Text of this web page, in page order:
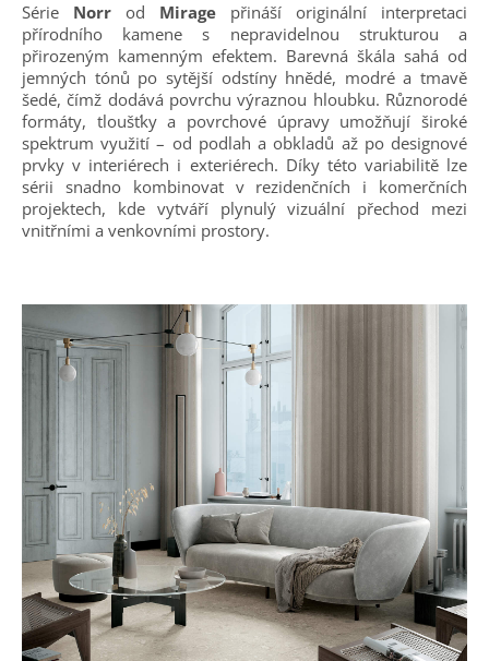
Série Norr od Mirage přináší originální interpretaci
přírodního kamene s nepravidelnou strukturou a
přirozeným kamenným efektem. Barevná škála sahá od
jemných tónů po sytější odstíny hnědé, modré a tmavě
šedé, čímž dodává povrchu výraznou hloubku. Různorodé
formáty, tloušťky a povrchové úpravy umožňují široké
spektrum využití – od podlah a obkladů až po designové
prvky v interiérech i exteriérech. Díky této variabilitě lze
sérii snadno kombinovat v rezidenčních i komerčních
projektech, kde vytváří plynulý vizuální přechod mezi
vnitřními a venkovními prostory.